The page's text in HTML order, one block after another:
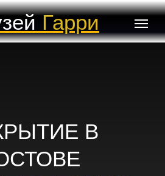
Гарри
В